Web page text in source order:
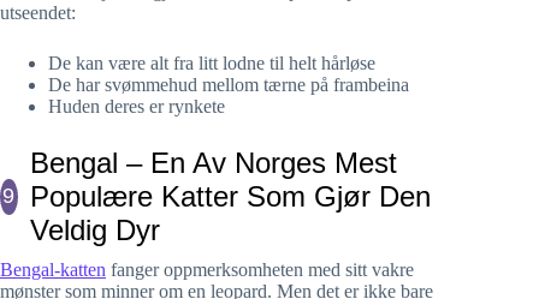
utseendet:
De kan være alt fra litt lodne til helt hårløse
De har svømmehud mellom tærne på frambeina
Huden deres er rynkete
9
Bengal – En Av Norges Mest
Populære Katter Som Gjør Den
Veldig Dyr
Bengal-katten fanger oppmerksomheten med sitt vakre
mønster som minner om en leopard. Men det er ikke bare